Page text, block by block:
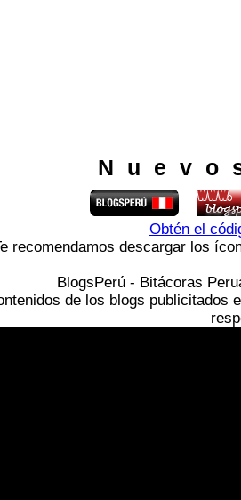
Obtén el
recomendamos descargar los
BlogsPerú - Bitácoras
de los blogs publicitados